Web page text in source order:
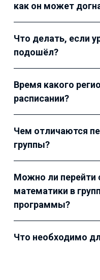
как он может
Что делать, если
подошёл?
Время какого
расписании?
Чем отличаются
группы?
Можно ли перейти
математики в
программы?
Что необходимо